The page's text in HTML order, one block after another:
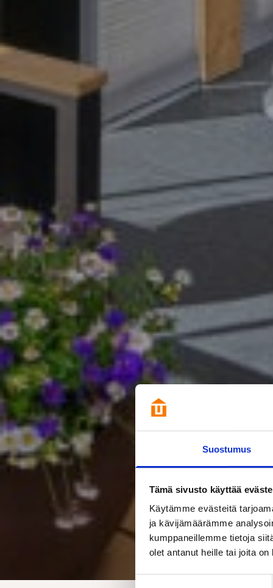
Suostumus
Tämä sivusto käyttää
Käytämme evästeitä
ja kävijämäärämme
kumppaneillemme tietoja
olet antanut heille tai joita
Suostumuksen